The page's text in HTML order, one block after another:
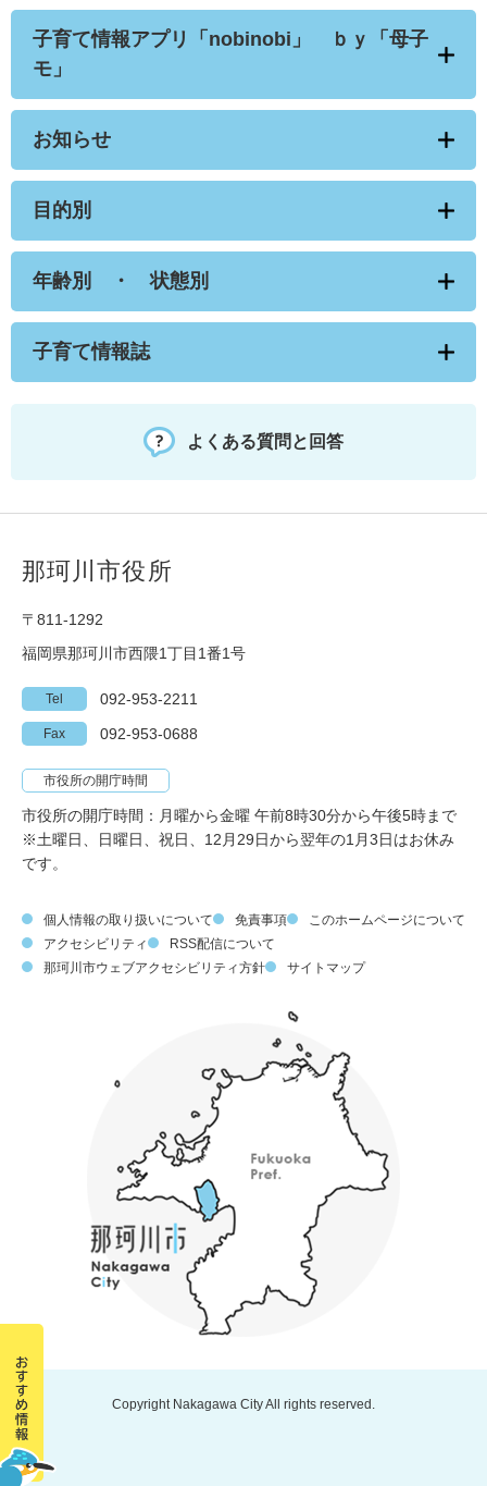
子育て情報アプリ「nobinobi」 ｂｙ「母子
モ」
お知らせ
目的別
年齢別 ・ 状態別
子育て情報誌
よくある質問と回答
那珂川市役所
〒811-1292
福岡県那珂川市西隈1丁目1番1号
Tel 092-953-2211
Fax 092-953-0688
市役所の開庁時間
市役所の開庁時間：月曜から金曜 午前8時30分から午後5時まで
※土曜日、日曜日、祝日、12月29日から翌年の1月3日はお休み
です。
個人情報の取り扱いについて 免責事項
このホームページについて
アクセシビリティ
RSS配信について
那珂川市ウェブアクセシビリティ方針
サイトマップ
Copyright Nakagawa City All rights reserved.
川